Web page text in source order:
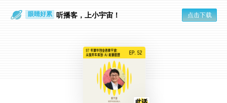
眼睛好累 听播客，上小宇宙！ 点击下载